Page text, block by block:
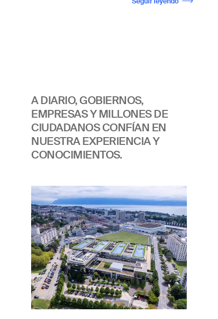
cumplimiento de las normas
A DIARIO, GOBIERNOS,
EMPRESAS Y MILLONES DE
CIUDADANOS CONFÍAN EN
NUESTRA EXPERIENCIA Y
CONOCIMIENTOS.
Imagen